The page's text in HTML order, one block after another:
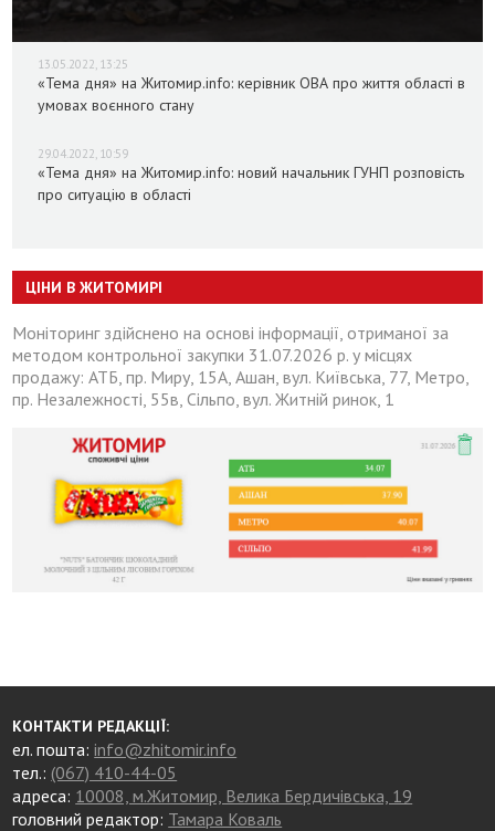
13.05.2022, 13:25
«Тема дня» на Житомир.info: керівник ОВА про життя області в
умовах воєнного стану
29.04.2022, 10:59
«Тема дня» на Житомир.info: новий начальник ГУНП розповість
про ситуацію в області
ЦІНИ В ЖИТОМИРІ
Моніторинг здійснено на основі інформації, отриманої за
методом контрольної закупки 31.07.2026 р. у місцях
продажу: АТБ, пр. Миру, 15А, Ашан, вул. Київська, 77, Метро,
пр. Незалежності, 55в, Сільпо, вул. Житній ринок, 1
КОНТАКТИ РЕДАКЦІЇ:
ел. пошта:info@zhitomir.info
тел.: (067) 410-44-05
адреса: 10008, м.Житомир, Велика Бердичівська, 19
головний редактор: Тамара Коваль